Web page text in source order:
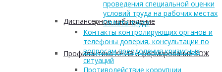
Диспансерное наблюдение
Профилактика ХНИЗ и формирование ЗОЖ
проведения специальной оценки
условий труда на рабочих местах
Оплата труда
Контакты контролирующих органов и
телефоны доверия, консультации по
вопросам преодоления кризисных
ситуаций
Противодействие коррупции